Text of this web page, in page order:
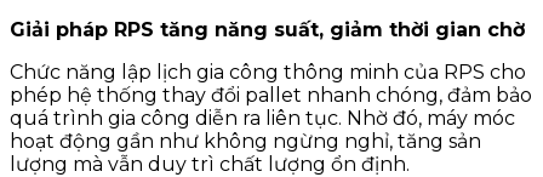
Giải pháp RPS tăng năng suất, giảm thời gian chờ
Chức năng lập lịch gia công thông minh của RPS cho
phép hệ thống thay đổi pallet nhanh chóng, đảm bảo
quá trình gia công diễn ra liên tục. Nhờ đó, máy móc
hoạt động gần như không ngừng nghỉ, tăng sản
lượng mà vẫn duy trì chất lượng ổn định.